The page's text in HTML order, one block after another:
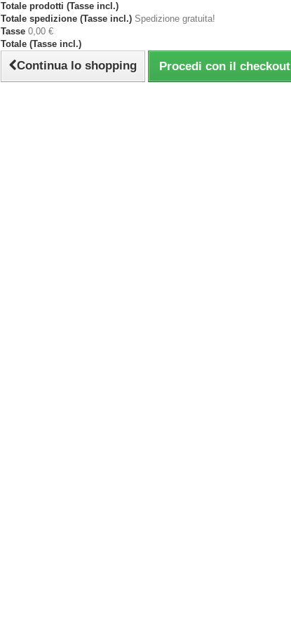
Totale prodotti (Tasse incl.)
Totale spedizione (Tasse incl.) Spedizione gratuita!
Tasse 0,00 €
Totale (Tasse incl.)
Continua lo shopping Procedi con il checkout